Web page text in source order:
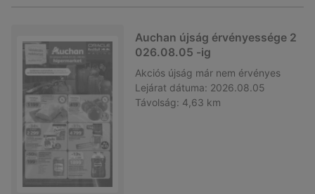
Auchan újság érvényessége 2
026.08.05 -ig
Akciós újság már nem érvényes
Lejárat dátuma: 2026.08.05
Távolság: 4,63 km